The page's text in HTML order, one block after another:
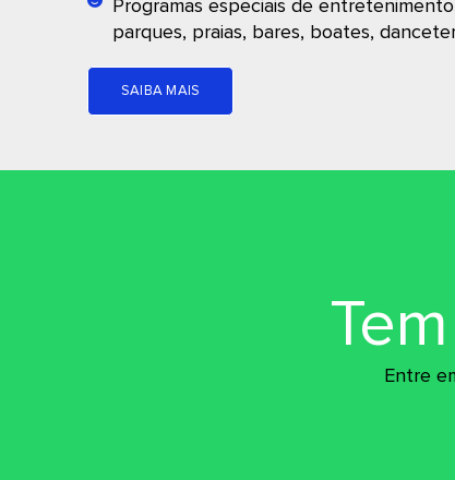
Programas especiais de
parques, praias, bares, boates,
SAIBA MAIS
Entre